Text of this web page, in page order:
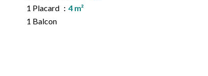
1 Placard
4 m²
1 Balcon